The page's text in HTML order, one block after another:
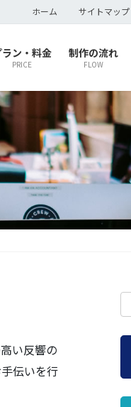
ホーム サイトマップ
ラン・料金
PRICE
制作の流れ
FLOW
い反響の
伝いを行